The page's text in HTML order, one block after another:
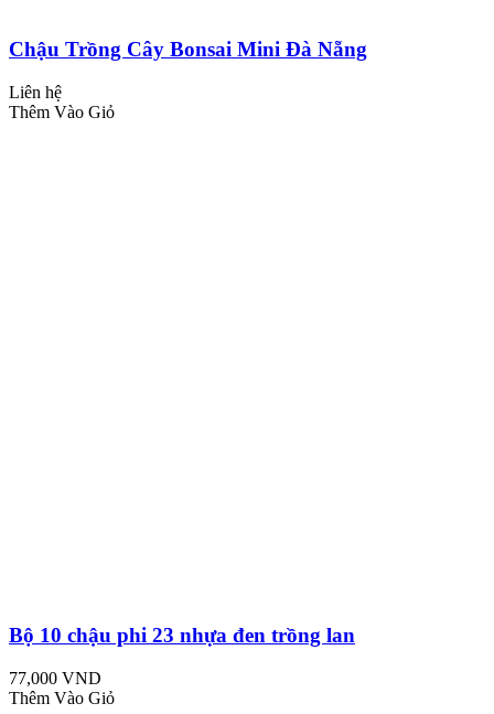
Chậu Trồng Cây Bonsai Mini Đà Nẵng
Liên hệ
Thêm Vào Giỏ
Bộ 10 chậu phi 23 nhựa đen trồng lan
77,000 VND
Thêm Vào Giỏ